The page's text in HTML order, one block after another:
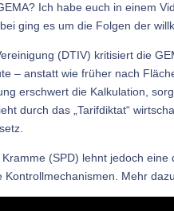
Ich habe euch in einem
ging es um die Folgen der
(DTIV) kritisiert die
– anstatt wie früher nach
erschwert die Kalkulation,
durch das „Tarifdiktat“
(SPD) lehnt jedoch
Kontrollmechanismen. Mehr